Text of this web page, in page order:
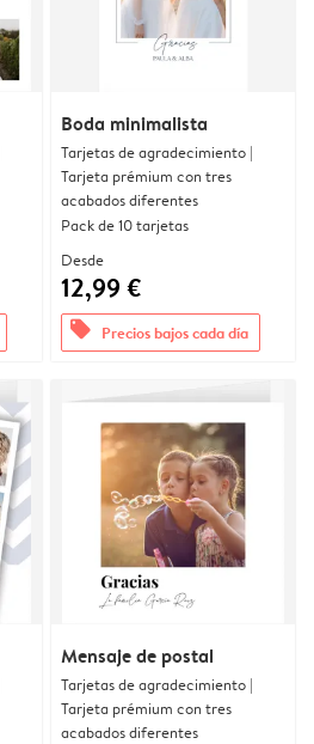
Boda minimalista
Tarjetas de agradecimiento |
Tarjeta prémium con tres
acabados diferentes
Pack de 10 tarjetas
Desde
12,99 €
offers Precios bajos cada día
Mensaje de postal
Tarjetas de agradecimiento |
Tarjeta prémium con tres
acabados diferentes